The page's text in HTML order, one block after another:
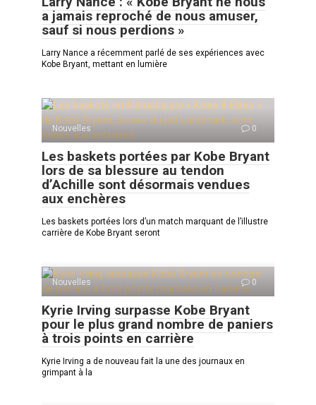
a jamais reproché de nous amuser,
sauf si nous perdions »
Larry Nance a récemment parlé de ses expériences avec
Kobe Bryant, mettant en lumière
Nouvelles 0
Les baskets portées par Kobe Bryant
lors de sa blessure au tendon
d’Achille sont désormais vendues
aux enchères
Les baskets portées lors d’un match marquant de l’illustre
carrière de Kobe Bryant seront
Nouvelles 0
Kyrie Irving surpasse Kobe Bryant
pour le plus grand nombre de paniers
à trois points en carrière
Kyrie Irving a de nouveau fait la une des journaux en
grimpant à la